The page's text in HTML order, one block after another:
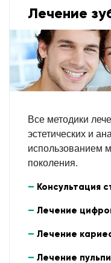
Лечение
Все методики
эстетических и
использованием
поколения.
Консультация
Лечение
Лечение
Лечение